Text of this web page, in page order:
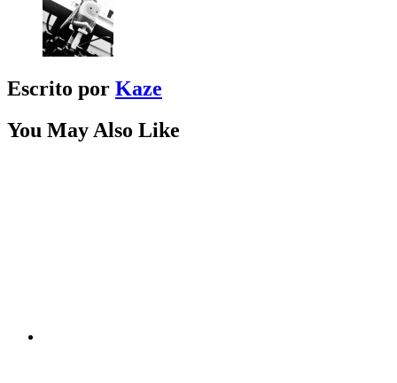
Escrito por Kaze
You May Also Like